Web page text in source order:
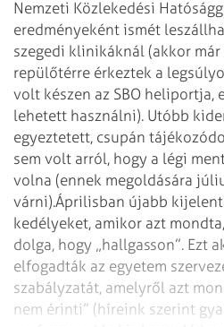
Nemzeti Közlekedési
eredményeként ismét
szegedi klinikáknál (akkor
repülőtérre érkeztek a
volt készen az SBO heliportja,
lehetett használni). Utóbb
egyeztetett, csupán
sem volt arról, hogy a légi
volna (ennek megoldására
várni).Áprilisban újabb
kedélyeket, amikor azt
dolga, hogy „hallgasson”. Ezt
elfogadták az egyetem
szabályzatát, amelyről azt
nem érinti” (híreink szerint